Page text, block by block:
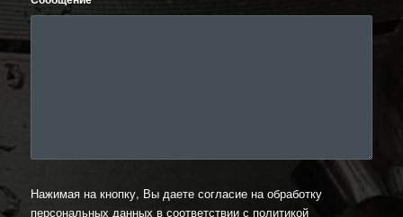
Нажимая на кнопку, Вы даете согласие на обработку
персональных данных в соответствии с политикой